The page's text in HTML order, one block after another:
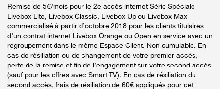
Remise de 5€/mois pour le 2e accès internet Série Spéciale
Livebox Lite, Livebox Classic, Livebox Up ou Livebox Max
commercialisé à partir d’octobre 2018 pour les clients titulaires
d’un contrat internet Livebox Orange ou Open en service avec un
regroupement dans le même Espace Client. Non cumulable. En
cas de résiliation ou de changement de votre premier accès,
perte de la remise et fin de l’engagement sur votre second accès
(sauf pour les offres avec Smart TV). En cas de résiliation du
second accès, frais de résiliation de 60€ appliqués pour cet